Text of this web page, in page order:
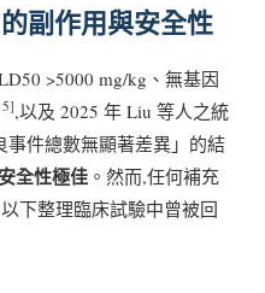
副作用與安全性
>5000 mg/kg、無基因
,以及 2025 年 Liu 等人之統
件總數無顯著差異」的結
全性極佳 。然而,任何補充
下整理臨床試驗中曾被回